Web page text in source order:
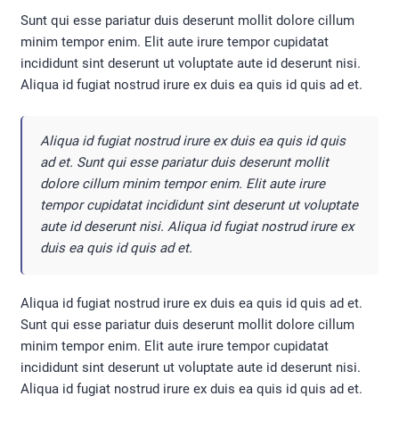
Sunt qui esse pariatur duis deserunt mollit dolore cillum
minim tempor enim. Elit aute irure tempor cupidatat
incididunt sint deserunt ut voluptate aute id deserunt nisi.
Aliqua id fugiat nostrud irure ex duis ea quis id quis ad et.
Aliqua id fugiat nostrud irure ex duis ea quis id quis
ad et. Sunt qui esse pariatur duis deserunt mollit
dolore cillum minim tempor enim. Elit aute irure
tempor cupidatat incididunt sint deserunt ut voluptate
aute id deserunt nisi. Aliqua id fugiat nostrud irure ex
duis ea quis id quis ad et.
Aliqua id fugiat nostrud irure ex duis ea quis id quis ad et.
Sunt qui esse pariatur duis deserunt mollit dolore cillum
minim tempor enim. Elit aute irure tempor cupidatat
incididunt sint deserunt ut voluptate aute id deserunt nisi.
Aliqua id fugiat nostrud irure ex duis ea quis id quis ad et.